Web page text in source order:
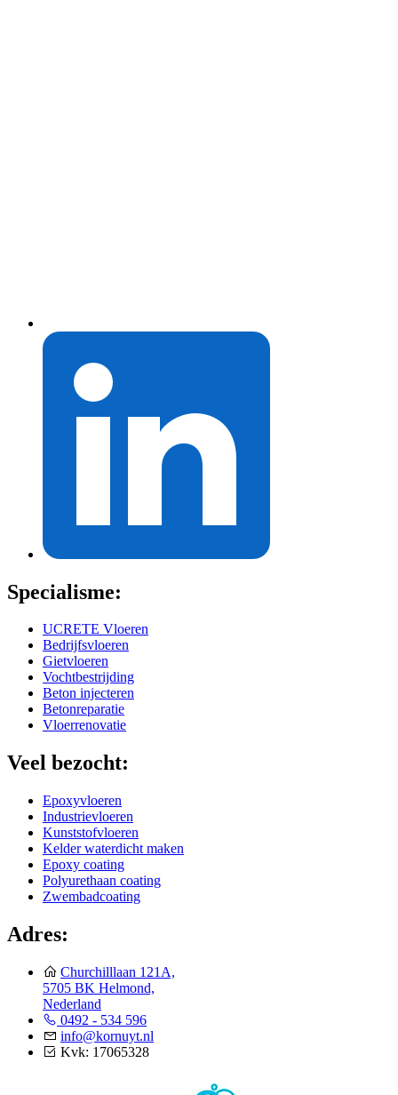
Specialisme:
UCRETE Vloeren
Bedrijfsvloeren
Gietvloeren
Vochtbestrijding
Beton injecteren
Betonreparatie
Vloerrenovatie
Veel bezocht:
Epoxyvloeren
Industrievloeren
Kunststofvloeren
Kelder waterdicht maken
Epoxy coating
Polyurethaan coating
Zwembadcoating
Adres:
Churchilllaan 121A,
5705 BK Helmond,
Nederland
0492 - 534 596
info@kornuyt.nl
Kvk: 17065328